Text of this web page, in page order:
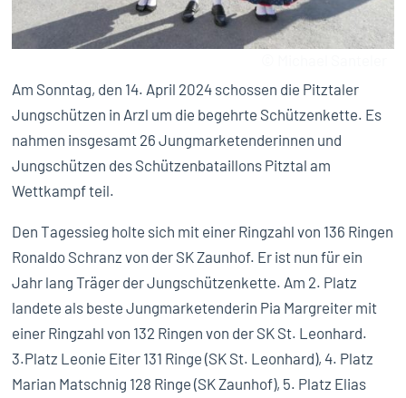
Am Sonntag, den 14. April 2024 schossen die Pitztaler
Jungschützen in Arzl um die begehrte Schützenkette. Es
nahmen insgesamt 26 Jungmarketenderinnen und
Jungschützen des Schützenbataillons Pitztal am
Wettkampf teil.
Den Tagessieg holte sich mit einer Ringzahl von 136 Ringen
Ronaldo Schranz von der SK Zaunhof. Er ist nun für ein
Jahr lang Träger der Jungschützenkette. Am 2. Platz
landete als beste Jungmarketenderin Pia Margreiter mit
einer Ringzahl von 132 Ringen von der SK St. Leonhard.
3.Platz Leonie Eiter 131 Ringe (SK St. Leonhard), 4. Platz
Marian Matschnig 128 Ringe (SK Zaunhof), 5. Platz Elias